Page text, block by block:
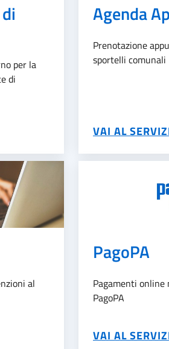
per la
di
CARTE DI IDENTITÀ
Agenda
Prenotazione
sportelli comunali
VAI AL
al
PagoPA
Pagamenti
PagoPA
VAI AL